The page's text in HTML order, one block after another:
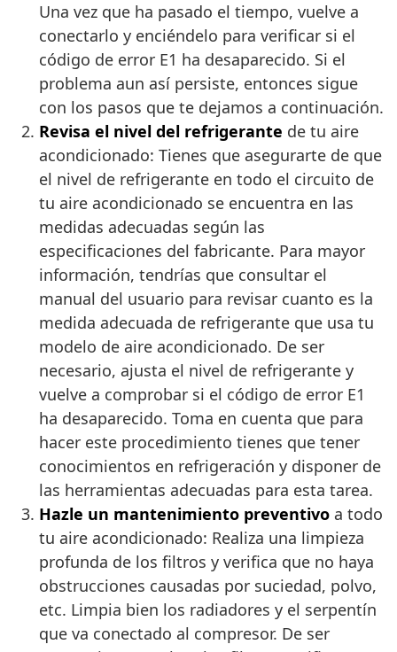
Una vez que ha pasado el tiempo, vuelve a
conectarlo y enciéndelo para verificar si el
código de error E1 ha desaparecido. Si el
problema aun así persiste, entonces sigue
con los pasos que te dejamos a continuación.
Revisa el nivel del refrigerante de tu aire
acondicionado: Tienes que asegurarte de que
el nivel de refrigerante en todo el circuito de
tu aire acondicionado se encuentra en las
medidas adecuadas según las
especificaciones del fabricante. Para mayor
información, tendrías que consultar el
manual del usuario para revisar cuanto es la
medida adecuada de refrigerante que usa tu
modelo de aire acondicionado. De ser
necesario, ajusta el nivel de refrigerante y
vuelve a comprobar si el código de error E1
ha desaparecido. Toma en cuenta que para
hacer este procedimiento tienes que tener
conocimientos en refrigeración y disponer de
las herramientas adecuadas para esta tarea.
Hazle un mantenimiento preventivo a todo
tu aire acondicionado: Realiza una limpieza
profunda de los filtros y verifica que no haya
obstrucciones causadas por suciedad, polvo,
etc. Limpia bien los radiadores y el serpentín
que va conectado al compresor. De ser